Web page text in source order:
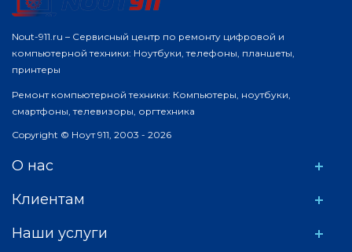
Nout-911.ru – Сервисный центр по ремонту цифровой и
компьютерной техники: Ноутбуки, телефоны, планшеты,
принтеры
Ремонт компьютерной техники: Компьютеры, ноутбуки,
смартфоны, телевизоры, оргтехника
Copyright © Ноут 911, 2003 - 2026
О нас
Клиентам
Наши услуги